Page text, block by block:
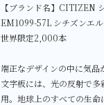
【ブランド名】CITIZEN
EM1099-57L シチズンエ
世界限定2,000本
端正なデザインの中に気品
文字板には、光の反射で
用。地球上のすべての生